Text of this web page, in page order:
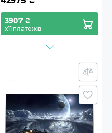
3907 ₴
х11 платежів